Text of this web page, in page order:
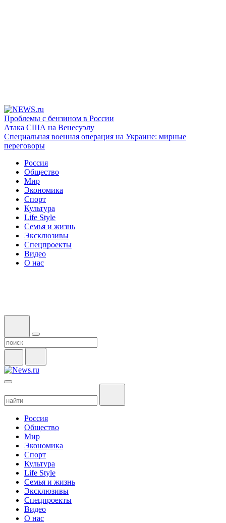
Проблемы с бензином в России
Атака США на Венесуэлу
Специальная военная операция на Украине: мирные
переговоры
Россия
Общество
Мир
Экономика
Спорт
Культура
Life Style
Семья и жизнь
Эксклюзивы
Спецпроекты
Видео
О нас
Россия
Общество
Мир
Экономика
Спорт
Культура
Life Style
Семья и жизнь
Эксклюзивы
Спецпроекты
Видео
О нас